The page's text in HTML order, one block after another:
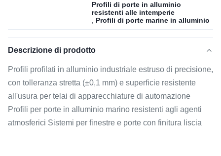
Profili di porte in alluminio
resistenti alle intemperie
Profili di porte marine in alluminio
Descrizione di prodotto
Profili profilati in alluminio industriale estruso di precisione,
con tolleranza stretta (±0,1 mm) e superficie resistente
all'usura per telai di apparecchiature di automazione
Profili per porte in alluminio marino resistenti agli agenti
atmosferici Sistemi per finestre e porte con finitura liscia